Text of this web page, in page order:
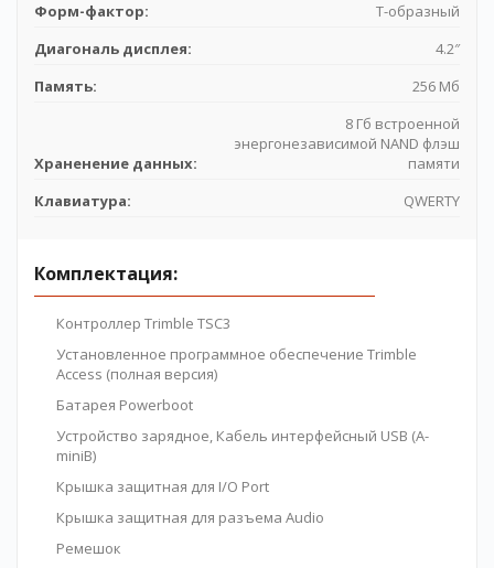
Форм-фактор:
Т-образный
Диагональ дисплея:
4.2″
Память:
256 Мб
Храненение данных:
8 Гб встроенной
энергонезависимой NAND флэш
памяти
Клавиатура:
QWERTY
Комплектация:
Контроллер Trimble TSC3
Установленное программное обеспечение Trimble
Access (полная версия)
Батарея Powerboot
Устройство зарядное, Кабель интерфейсный USB (A-
miniB)
Крышка защитная для I/O Port
Крышка защитная для разъема Audio
Ремешок